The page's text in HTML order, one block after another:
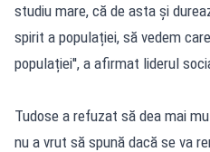
studiu mare, că de asta și
spirit a populației, să vedem
populației'', a afirmat liderul
Tudose a refuzat să dea mai
nu a vrut să spună dacă se va